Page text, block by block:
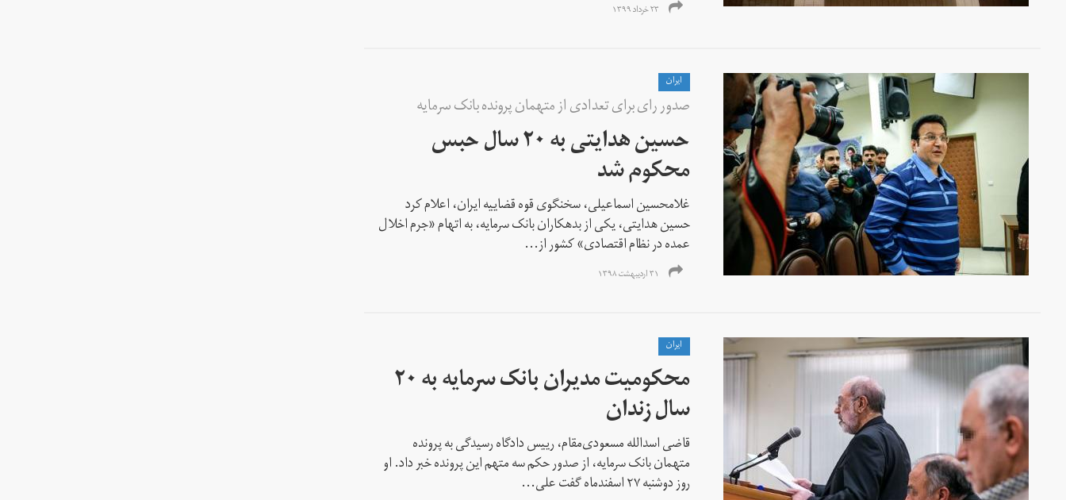
۲۳ خرداد ۱۳۹۹
ايران
صدور رای برای تعدادی از متهمان پرونده بانک سرمایه
حسین هدایتی به ۲۰ سال حبس
محکوم شد
غلامحسین اسماعیلی، سخنگوی قوه قضاییه ایران، اعلام کرد
حسین هدایتی، یکی از بدهکاران بانک سرمایه، به اتهام «جرم اخلال
عمده در نظام اقتصادی» کشور از...
۳۱ اردیبهشت ۱۳۹۸
ايران
محکومیت مدیران بانک سرمایه به ۲۰
سال زندان
قاضی اسدالله مسعودی‌مقام، رییس دادگاه رسیدگی به پرونده
متهمان بانک سرمایه، از صدور حکم سه متهم این پرونده خبر داد. او
روز دوشنبه ۲۷ اسفندماه گفت علی...